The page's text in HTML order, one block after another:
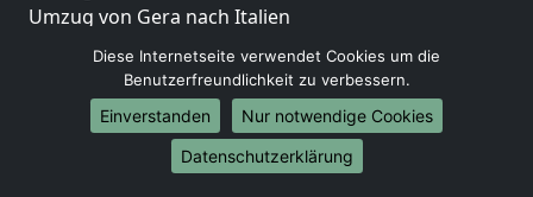
Umzug von Gera nach Italien
Umzug von Gera nach Liechtenstein
Umzug von Gera nach Luxemburg
Umzug von Gera nach Niederlande
Umzug von Gera nach Norwegen
Umzüge-Deutschlandweit
Diese Internetseite verwendet Cookies um die
Benutzerfreundlichkeit zu verbessern.
Einverstanden
Nur notwendige Cookies
Datenschutzerklärung